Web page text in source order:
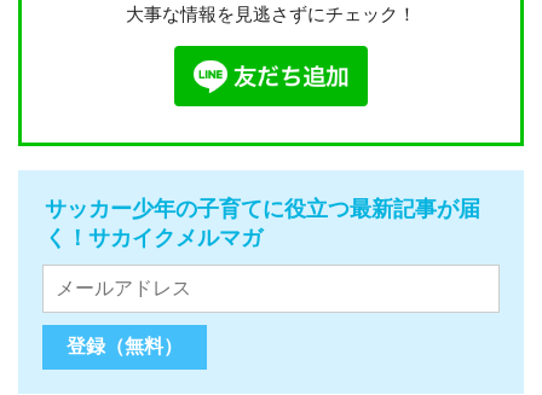
大事な情報を見逃さずにチェック！
サッカー少年の子育てに役立つ最新記事が届
く！サカイクメルマガ